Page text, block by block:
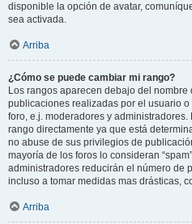
disponible la opción de avatar,
sea activada.
Arriba
¿Cómo se puede cambiar mi rango?
Los rangos aparecen debajo del
publicaciones realizadas por el usuario
foro, e.j. moderadores y
rango directamente ya que está
no abuse de sus privilegios de
mayoría de los foros lo consideran
administradores reducirán el número de
incluso a tomar medidas mas drásticas,
Arriba